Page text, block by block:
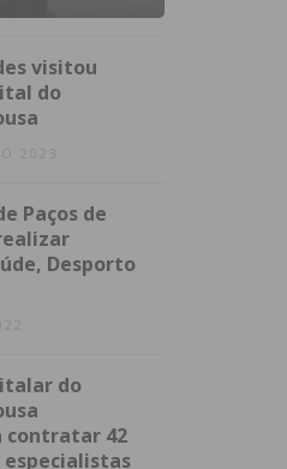
visitou
do
2023
Paços de
Desporto
do
contratar 42